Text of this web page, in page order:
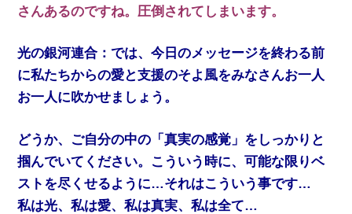
さんあるのですね。圧倒されてしまいます。
光の銀河連合：では、今日のメッセージを終わる前
に私たちからの愛と支援のそよ風をみなさんお一人
お一人に吹かせましょう。
どうか、ご自分の中の「真実の感覚」をしっかりと
掴んでいてください。こういう時に、可能な限りベ
ストを尽くせるように…それはこういう事です…
私は光、私は愛、私は真実、私は全て…